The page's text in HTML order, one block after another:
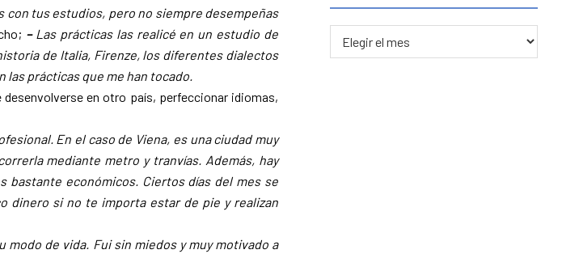
con tus estudios, pero no siempre desempeñas
– Las prácticas las realicé en un estudio de
de Italia, Firenze, los diferentes dialectos
prácticas que me han tocado.
en otro país, perfeccionar idiomas,
En el caso de Viena, es una ciudad muy
mediante metro y tranvías. Además, hay
bastante económicos. Ciertos días del mes se
dinero si no te importa estar de pie y realizan
de vida. Fui sin miedos y muy motivado a
FECHA